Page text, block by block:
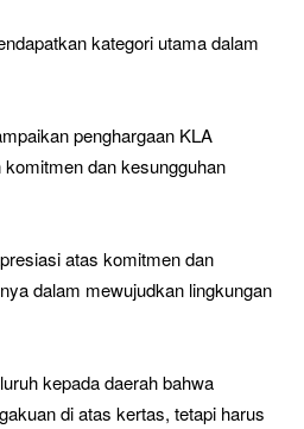
kategori utama dalam
penghargaan KLA
dan kesungguhan
atas komitmen dan
dalam mewujudkan lingkungan
kepada daerah bahwa
di atas kertas, tetapi harus